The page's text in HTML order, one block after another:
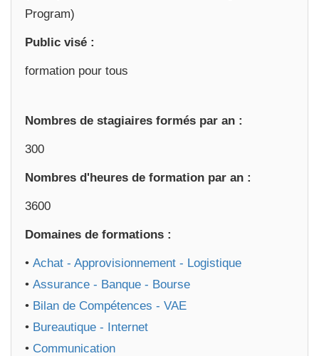
Program)
Public visé :
formation pour tous
Nombres de stagiaires formés par an :
300
Nombres d'heures de formation par an :
3600
Domaines de formations :
• Achat - Approvisionnement - Logistique
• Assurance - Banque - Bourse
• Bilan de Compétences - VAE
• Bureautique - Internet
• Communication